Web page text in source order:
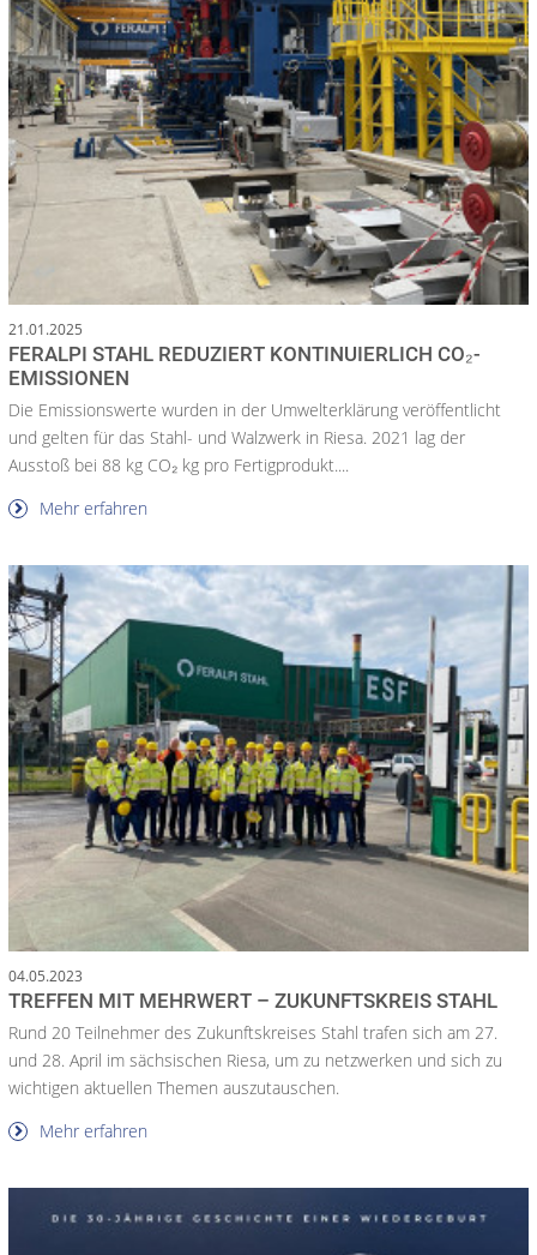
21.01.2025
FERALPI STAHL REDUZIERT KONTINUIERLICH CO₂-
EMISSIONEN
Die Emissionswerte wurden in der Umwelterklärung veröffentlicht
und gelten für das Stahl- und Walzwerk in Riesa. 2021 lag der
Ausstoß bei 88 kg CO₂ kg pro Fertigprodukt....
Mehr erfahren
04.05.2023
TREFFEN MIT MEHRWERT – ZUKUNFTSKREIS STAHL
Rund 20 Teilnehmer des Zukunftskreises Stahl trafen sich am 27.
und 28. April im sächsischen Riesa, um zu netzwerken und sich zu
wichtigen aktuellen Themen auszutauschen.
Mehr erfahren